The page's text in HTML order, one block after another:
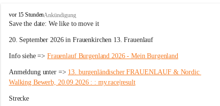
W
ö
t
r
b
e
r
g
vor 15 StundenAnkündigung
Save the date: We like to move it
20. September 2026 in Frauenkirchen 13. Frauenlauf
Info siehe => Frauenlauf Burgenland 2026 - Mein Burgenland
Anmeldung unter => 13. burgenländischer FRAUENLAUF & Nordic
Walking Bewerb, 20.09.2026 : : my.race|result
Strecke